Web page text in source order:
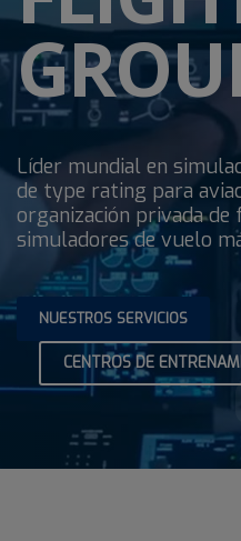
Líder mundial en
de type rating para
organización privada de
simuladores de vuelo
NUESTROS SERVICIOS
CENTROS DE